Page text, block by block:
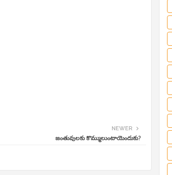
NEWER
జంతువులకు కొమ్ములుంటాయెందుకు?